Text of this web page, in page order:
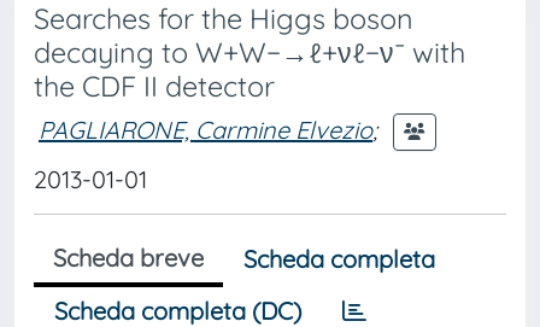
Searches for the Higgs boson
decaying to W+W−→ℓ+νℓ−ν¯ with
the CDF II detector
PAGLIARONE, Carmine Elvezio;
2013-01-01
Scheda breve
Scheda completa
Scheda completa (DC)